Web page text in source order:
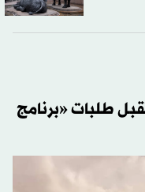
طلبات «برنامج